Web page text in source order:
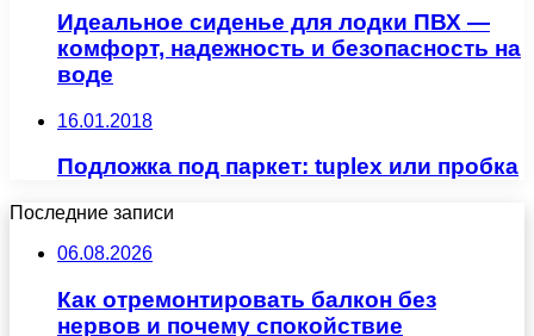
Идеальное сиденье для лодки ПВХ —
комфорт, надежность и безопасность на
воде
16.01.2018
Подложка под паркет: tuplex или пробка
Последние записи
06.08.2026
Как отремонтировать балкон без
нервов и почему спокойствие